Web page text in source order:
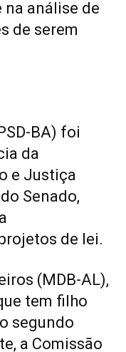
análise de
de serem
BA) foi
da
e Justiça
Senado,
de lei.
(MDB-AL),
tem filho
segundo
a Comissão